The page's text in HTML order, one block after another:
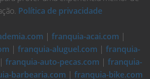
Política de privacidade
| franquia-acai.com |
| franquia-aluguel.com | franquia-
| franquia-auto-pecas.com | franquia-
barbearia.com | franquia-bike.com